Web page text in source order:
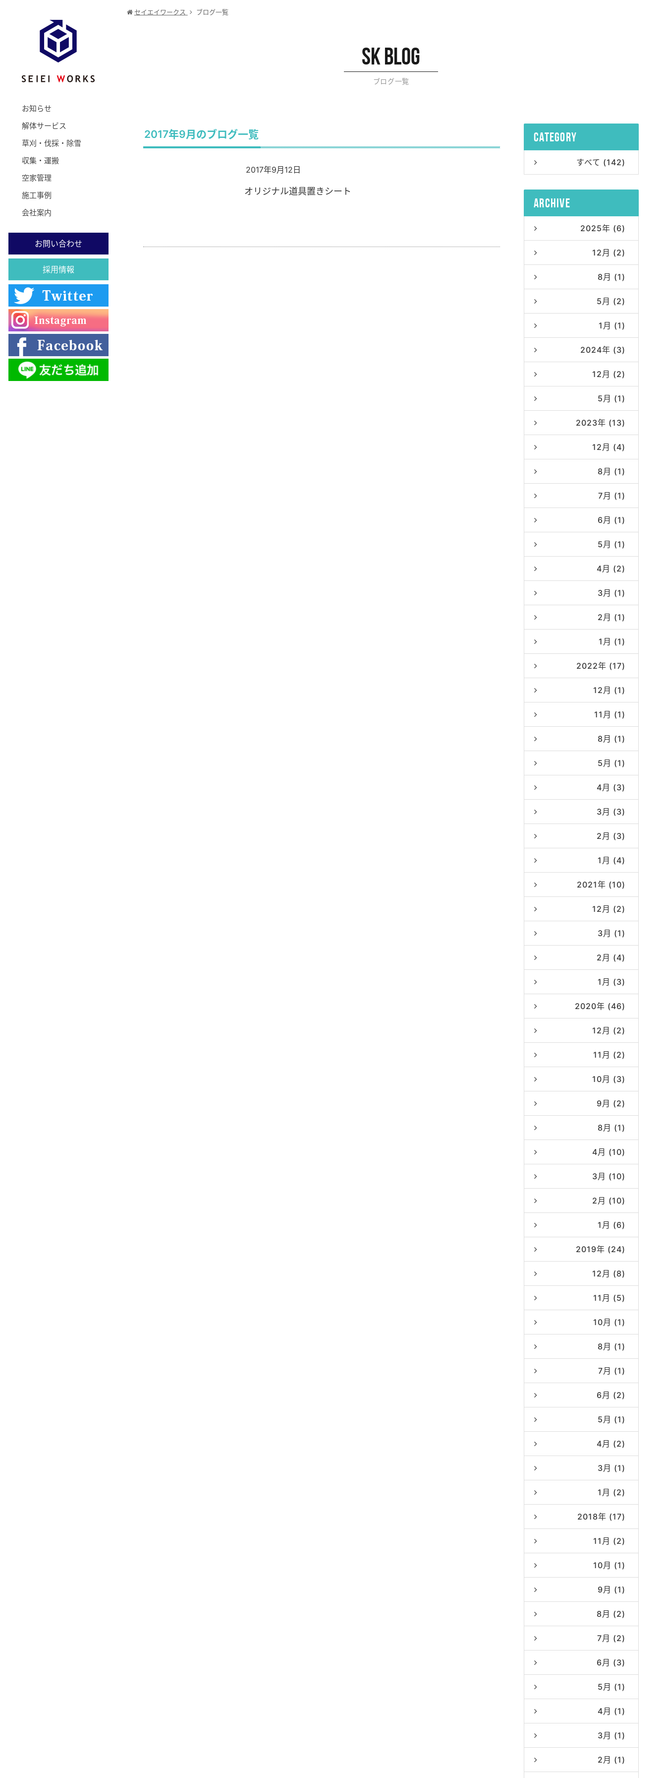
お知らせ
解体サービス
草刈・伐採・除雪
収集・運搬
空家管理
施工事例
会社案内
お問い合わせ
採用情報
セイエイワークス ブログ一覧
sk blog
ブログ一覧
2017年9月のブログ一覧
2017年9月12日
オリジナル道具置きシート
category
すべて (142)
archive
2025年 (6)
12月 (2)
8月 (1)
5月 (2)
1月 (1)
2024年 (3)
12月 (2)
5月 (1)
2023年 (13)
12月 (4)
8月 (1)
7月 (1)
6月 (1)
5月 (1)
4月 (2)
3月 (1)
2月 (1)
1月 (1)
2022年 (17)
12月 (1)
11月 (1)
8月 (1)
5月 (1)
4月 (3)
3月 (3)
2月 (3)
1月 (4)
2021年 (10)
12月 (2)
3月 (1)
2月 (4)
1月 (3)
2020年 (46)
12月 (2)
11月 (2)
10月 (3)
9月 (2)
8月 (1)
4月 (10)
3月 (10)
2月 (10)
1月 (6)
2019年 (24)
12月 (8)
11月 (5)
10月 (1)
8月 (1)
7月 (1)
6月 (2)
5月 (1)
4月 (2)
3月 (1)
1月 (2)
2018年 (17)
11月 (2)
10月 (1)
9月 (1)
8月 (2)
7月 (2)
6月 (3)
5月 (1)
4月 (1)
3月 (1)
2月 (1)